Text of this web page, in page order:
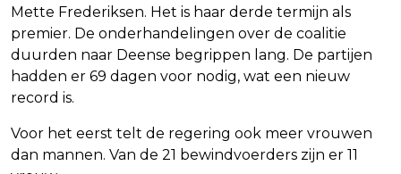
Mette Frederiksen. Het is haar derde termijn als
premier. De onderhandelingen over de coalitie
duurden naar Deense begrippen lang. De partijen
hadden er 69 dagen voor nodig, wat een nieuw
record is.
Voor het eerst telt de regering ook meer vrouwen
dan mannen. Van de 21 bewindvoerders zijn er 11